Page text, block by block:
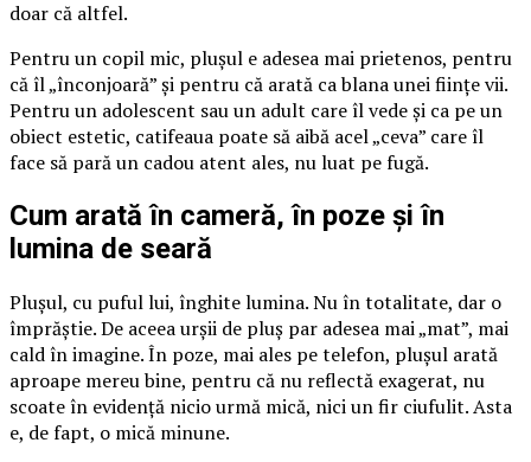
doar că altfel.
Pentru un copil mic, plușul e adesea mai prietenos, pentru
că îl „înconjoară” și pentru că arată ca blana unei ființe vii.
Pentru un adolescent sau un adult care îl vede și ca pe un
obiect estetic, catifeaua poate să aibă acel „ceva” care îl
face să pară un cadou atent ales, nu luat pe fugă.
Cum arată în cameră, în poze și în
lumina de seară
Plușul, cu puful lui, înghite lumina. Nu în totalitate, dar o
împrăștie. De aceea urșii de pluș par adesea mai „mat”, mai
cald în imagine. În poze, mai ales pe telefon, plușul arată
aproape mereu bine, pentru că nu reflectă exagerat, nu
scoate în evidență nicio urmă mică, nici un fir ciufulit. Asta
e, de fapt, o mică minune.